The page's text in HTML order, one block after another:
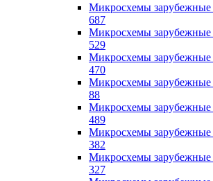
Микросхемы
687
Микросхемы
529
Микросхемы
470
Микросхемы
88
Микросхемы
489
Микросхемы
382
Микросхемы
327